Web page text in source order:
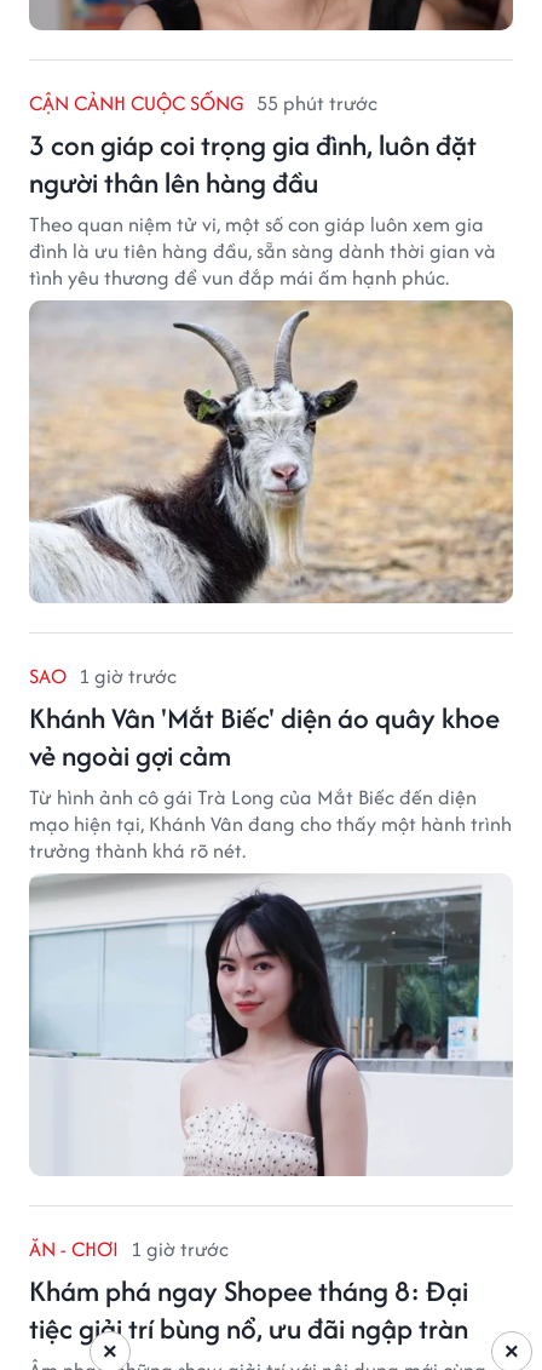
CẬN CẢNH CUỘC SỐNG 55 phút trước
3 con giáp coi trọng gia đình, luôn đặt
người thân lên hàng đầu
Theo quan niệm tử vi, một số con giáp luôn xem gia
đình là ưu tiên hàng đầu, sẵn sàng dành thời gian và
tình yêu thương để vun đắp mái ấm hạnh phúc.
SAO 1 giờ trước
Khánh Vân 'Mắt Biếc' diện áo quây khoe
vẻ ngoài gợi cảm
Từ hình ảnh cô gái Trà Long của Mắt Biếc đến diện
mạo hiện tại, Khánh Vân đang cho thấy một hành trình
trưởng thành khá rõ nét.
ĂN - CHƠI 1 giờ trước
Khám phá ngay Shopee tháng 8: Đại
tiệc giải trí bùng nổ, ưu đãi ngập tràn
×
×